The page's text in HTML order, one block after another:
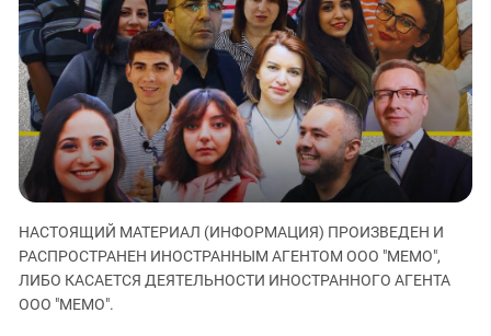
ЗАСТАВЛЯЕТ
КАВКАЗ ЗА ПАЛЕСТИНУ
ИНАКОМЫСЛИЕ В ЧЕЧНЕ
ПРЕСЛЕДОВАНИЕ АКТИВИСТОВ
МОБИЛИЗАЦИЯ И ПРОТЕСТЫ
Дагестан
Ингушетия
Кабардино-Балкария
Калмыкия
Карачаево-Черкесия
Краснодарский край
Нагорный Карабах
Российская Федерация
Ростовская область
НАСТОЯЩИЙ МАТЕРИАЛ (ИНФОРМАЦИЯ) ПРОИЗВЕДЕН И
РАСПРОСТРАНЕН ИНОСТРАННЫМ АГЕНТОМ ООО "МЕМО",
ЛИБО КАСАЕТСЯ ДЕЯТЕЛЬНОСТИ ИНОСТРАННОГО АГЕНТА
ООО "МЕМО".